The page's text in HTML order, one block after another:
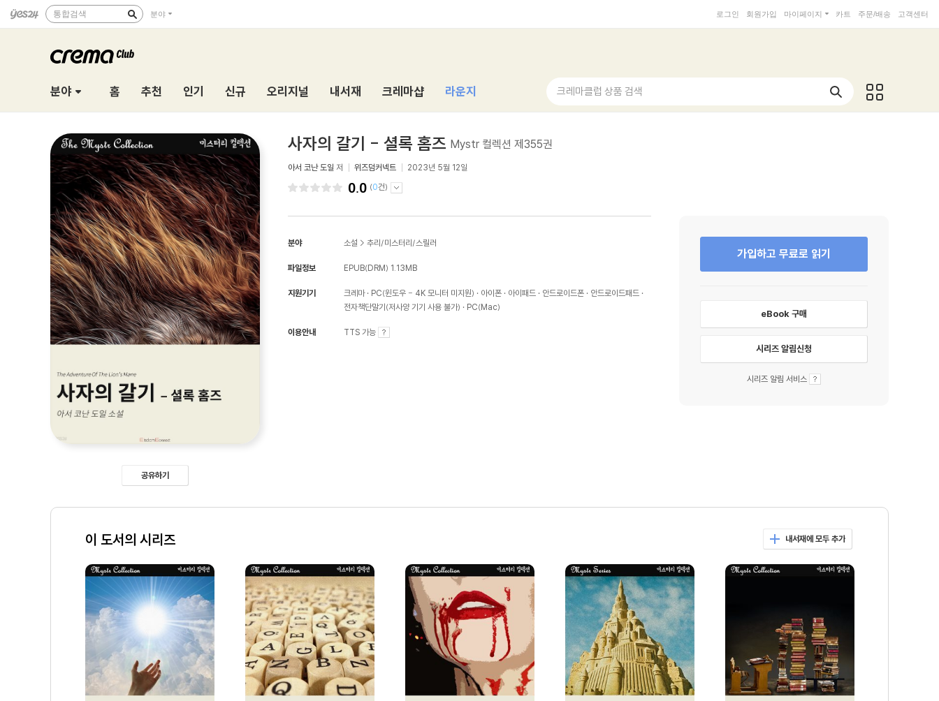
통합검색 분야 로그인 회원가입 마이페이지 카트 주문/배송 고객센터
분야 홈 추천 인기 신규 오리지널 내서재 크레마샵 라운지 크레마클럽 상품 검색
공유하기
사자의 갈기 - 셜록 홈즈 Mystr 컬렉션 제355권
아서 코난 도일 저 위즈덤커넥트 2023년 5월 12일
0.0 (0건)
분야 소설 > 추리/미스터리/스릴러
파일정보 EPUB(DRM) 1.13MB
지원기기 크레마 PC(윈도우 - 4K 모니터 미지원) 아이폰 아이패드 안드로이드폰
안드로이드패드
전자책단말기(저사양 기기 사용 불가)
PC(Mac)
이용안내 TTS 가능
가입하고 무료로 읽기
eBook 구매
시리즈 알림신청
시리즈 알림 서비스
이 도서의 시리즈 내서재에 모두 추가